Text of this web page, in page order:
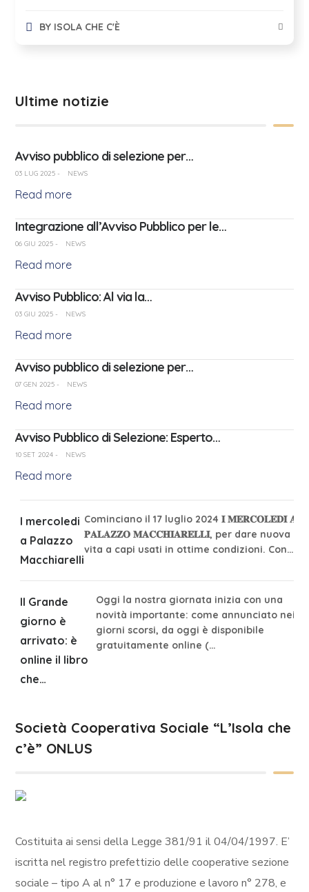
BY ISOLA CHE C'È
Ultime notizie
Avviso pubblico di selezione per…
03 LUG 2025 - NEWS
Read more
Integrazione all’Avviso Pubblico per le…
06 GIU 2025 - NEWS
Read more
Avviso Pubblico: Al via la…
03 GIU 2025 - NEWS
Read more
Avviso pubblico di selezione per…
07 GEN 2025 - NEWS
Read more
Avviso Pubblico di Selezione: Esperto…
10 SET 2024 - NEWS
Read more
I mercoledi
a Palazzo
Macchiarelli
Cominciano il 17 luglio 2024 𝐈 𝐌𝐄𝐑𝐂𝐎𝐋𝐄𝐃𝐈̀ 𝐀
𝐏𝐀𝐋𝐀𝐙𝐙𝐎 𝐌𝐀𝐂𝐂𝐇𝐈𝐀𝐑𝐄𝐋𝐋𝐈, per dare nuova
vita a capi usati in ottime condizioni. Con…
Il Grande
giorno è
arrivato: è
online il libro
che…
Oggi la nostra giornata inizia con una
novità importante: come annunciato nei
giorni scorsi, da oggi è disponibile
gratuitamente online (…
Società Cooperativa Sociale “L’Isola che
c’è” ONLUS
Costituita ai sensi della Legge 381/91 il 04/04/1997. E’
iscritta nel registro prefettizio delle cooperative sezione
sociale – tipo A al n° 17 e produzione e lavoro n° 278, e